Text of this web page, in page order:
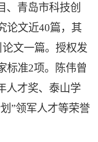
、青岛市科技创
论文近40篇，其
文一篇。授权发
标准2项。陈伟曾
人才奖、泰山学
”领军人才等荣誉